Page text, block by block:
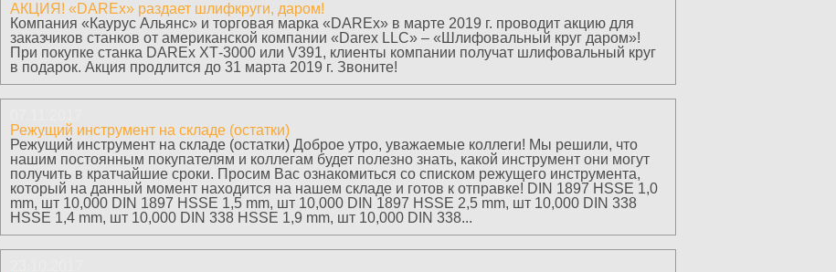
АКЦИЯ! «DAREx» раздает шлифкруги, даром!
Компания «Каурус Альянс» и торговая марка «DAREx» в марте 2019 г. проводит акцию для
заказчиков станков от американской компании «Darex LLC» – «Шлифовальный круг даром»!
При покупке станка DAREx ХТ-3000 или V391, клиенты компании получат шлифовальный круг
в подарок. Акция продлится до 31 марта 2019 г. Звоните!
Режущий инструмент на складе (остатки)
Режущий инструмент на складе (остатки) Доброе утро, уважаемые коллеги! Мы решили, что
нашим постоянным покупателям и коллегам будет полезно знать, какой инструмент они могут
получить в кратчайшие сроки. Просим Вас ознакомиться со списком режущего инструмента,
который на данный момент находится на нашем складе и готов к отправке! DIN 1897 HSSE 1,0
mm, шт 10,000 DIN 1897 HSSE 1,5 mm, шт 10,000 DIN 1897 HSSE 2,5 mm, шт 10,000 DIN 338
HSSE 1,4 mm, шт 10,000 DIN 338 HSSE 1,9 mm, шт 10,000 DIN 338...